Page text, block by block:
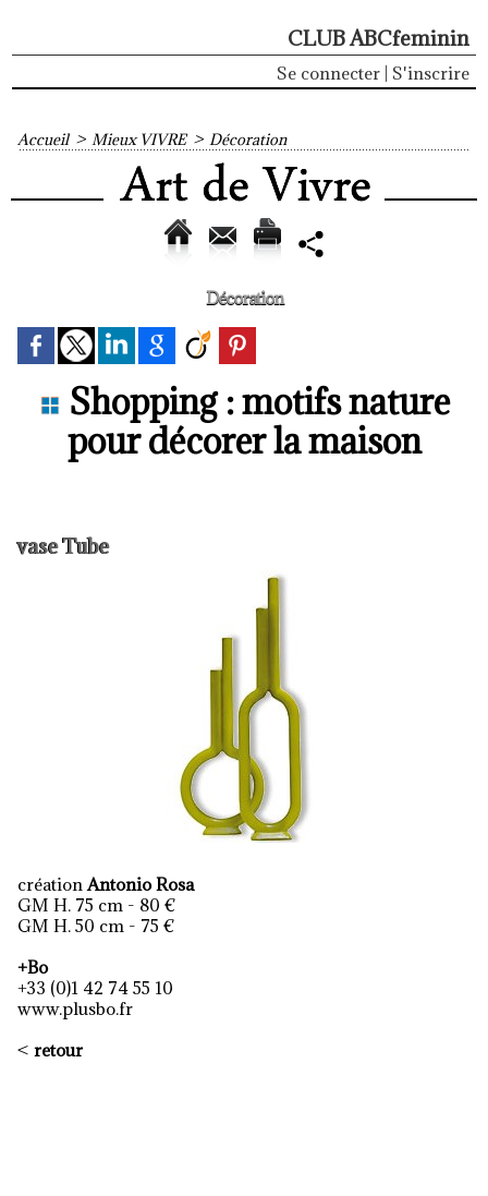
CLUB ABCfeminin
Se connecter S'inscrire
Accueil > Mieux VIVRE > Décoration
Décoration
Shopping : motifs nature
pour décorer la maison
vase Tube
créationAntonio Rosa
GM H. 75 cm - 80 €
GM H. 50 cm - 75 €
+Bo
+33 (0)1 42 74 55 10
www.plusbo.fr
< retour